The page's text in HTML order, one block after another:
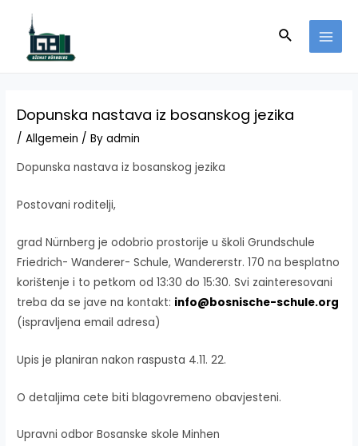
content
Search
Dopunska nastava iz bosanskog jezika
/Allgemein / Byadmin
Dopunska nastava iz bosanskog jezika
Postovani roditelji,
grad Nürnberg je odobrio prostorije u školi Grundschule
Friedrich- Wanderer- Schule, Wandererstr. 170 na besplatno
korištenje i to petkom od 13:30 do 15:30. Svi zainteresovani
treba da se jave na kontakt: info@bosnische-schule.org
(ispravljena email adresa)
Upis je planiran nakon raspusta 4.11. 22.
O detaljima cete biti blagovremeno obavjesteni.
Upravni odbor Bosanske skole Minhen